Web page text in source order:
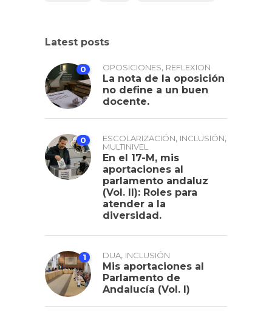
Latest posts
0 OPOSICIONES, REFLEXION
La nota de la oposición
no define a un buen
docente.
0 ESCOLARIZACIÓN, INCLUSIÓN,
MULTINIVEL
En el 17-M, mis
aportaciones al
parlamento andaluz
(Vol. II): Roles para
atender a la
diversidad.
1 DUA, INCLUSIÓN
Mis aportaciones al
Parlamento de
Andalucía (Vol. I)